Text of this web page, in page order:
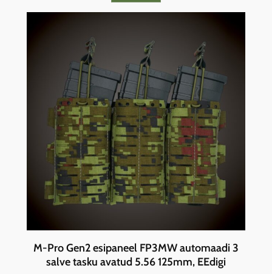
M-Pro Gen2 esipaneel FP3MW automaadi 3
salve tasku avatud 5.56 125mm, EEdigi